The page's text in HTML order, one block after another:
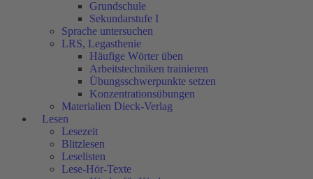
Grundschule
Sekundarstufe I
Sprache untersuchen
LRS, Legasthenie
Häufige Wörter üben
Arbeitstechniken trainieren
Übungsschwerpunkte setzen
Konzentrationsübungen
Materialien Dieck-Verlag
Lesen
Lesezeit
Blitzlesen
Leselisten
Lese-Hör-Texte